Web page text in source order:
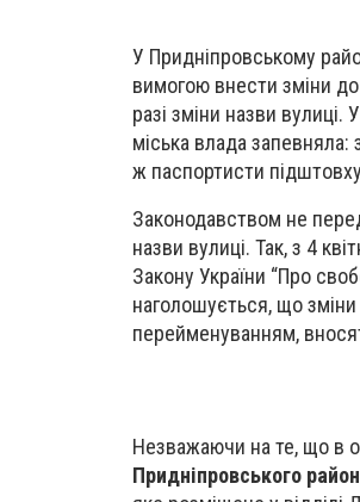
У Придніпровському
вимогою внести зміни
разі зміни назви
міська влада запевняла:
ж паспортисти
Законодавством не
назви вулиці. Так, з 4
Закону України “Про
наголошується, що зміни
перейменуванням,
Незважаючи на те, що в
Придніпровського